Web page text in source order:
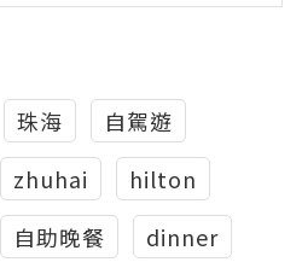
珠海
自駕遊
zhuhai
hilton
自助晚餐
dinner